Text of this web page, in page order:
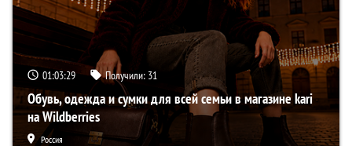
01:03:28 Получили: 31
Обувь, одежда и сумки для всей семьи в магазине kari
на Wildberries
Россия